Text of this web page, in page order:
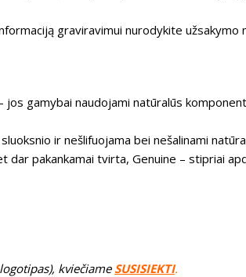
graviravimui nurodykite
gamybai naudojami natūralūs
ir nešlifuojama bei nešalinami
pakankamai tvirta, Genuine – stipriai
kviečiame SUSISIEKTI.